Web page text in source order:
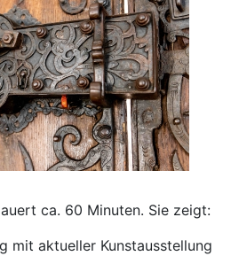
ca. 60 Minuten. Sie zeigt:
mit aktueller Kunstausstellung